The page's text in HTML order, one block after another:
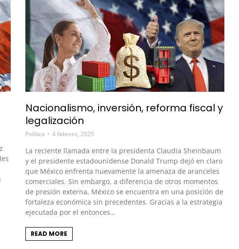
Nacionalismo, inversión, reforma fiscal y
legalización
Política 4 febrero, 2025
La reciente llamada entre la presidenta Claudia Sheinbaum
y el presidente estadounidense Donald Trump dejó en claro
que México enfrenta nuevamente la amenaza de aranceles
comerciales. Sin embargo, a diferencia de otros momentos
de presión externa, México se encuentra en una posición de
fortaleza económica sin precedentes. Gracias a la estrategia
ejecutada por el entonces…
READ MORE